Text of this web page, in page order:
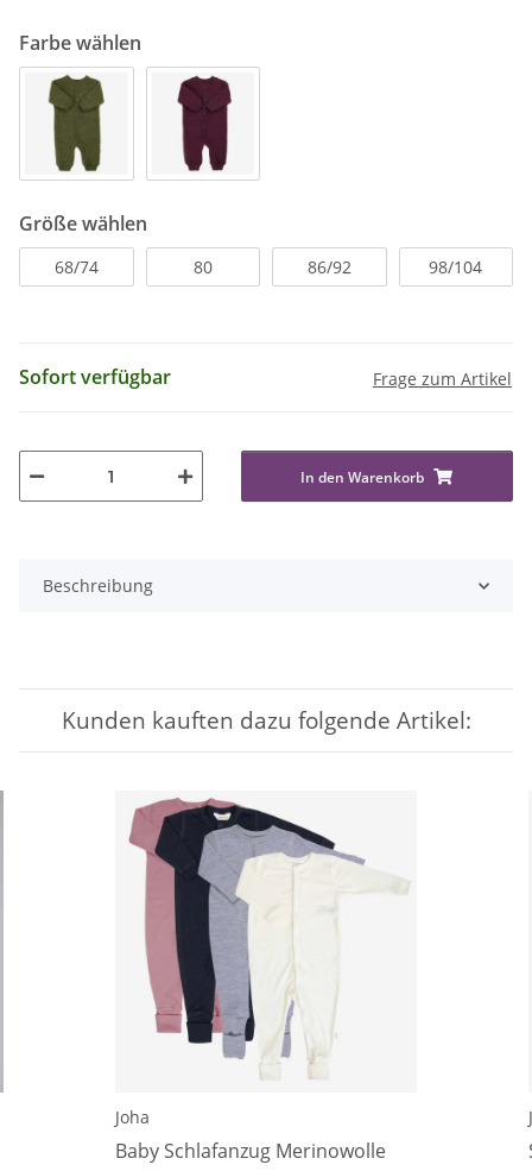
Farbe wählen
Größe wählen
68/74 80 86/92 98/104
Sofort verfügbar Frage zum Artikel
In den Warenkorb
Beschreibung
Kunden kauften dazu folgende Artikel:
Joha
Baby Schlafanzug Merinowolle